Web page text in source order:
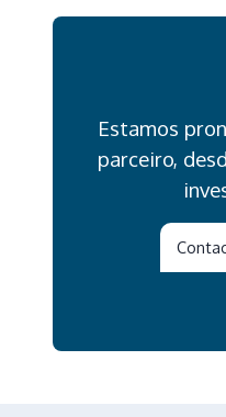
Estamos
parceiro,